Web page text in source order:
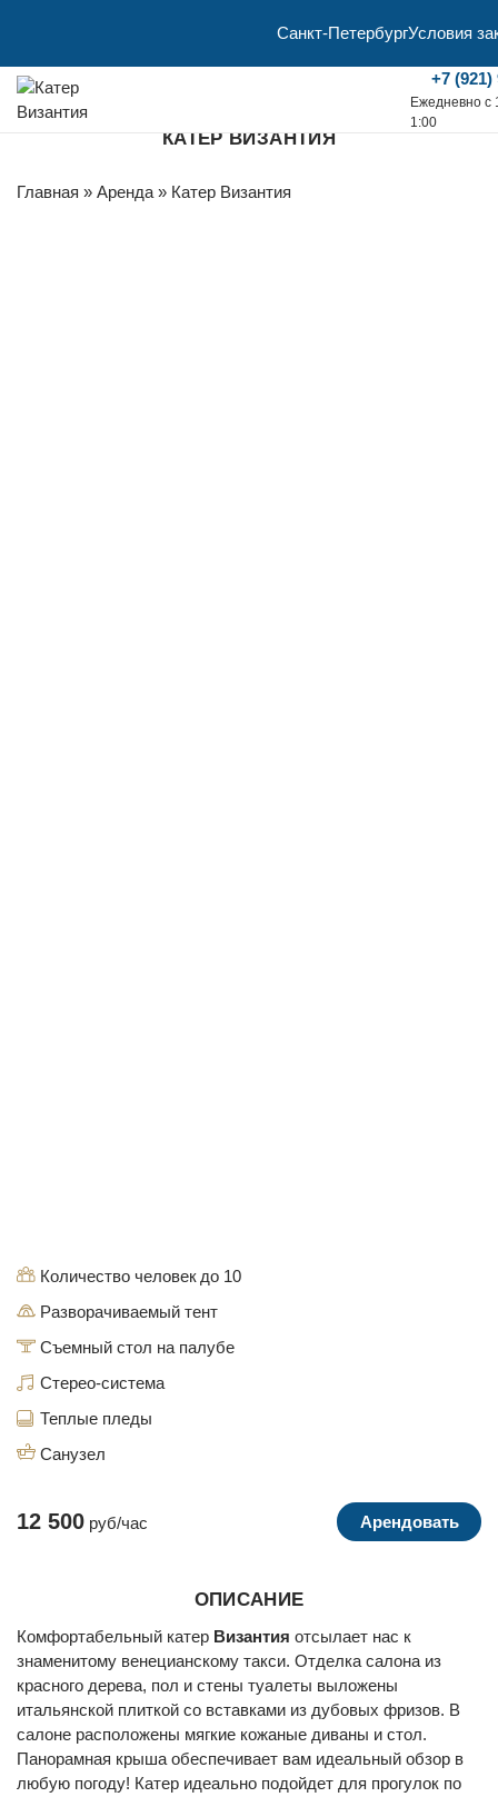
Санкт-ПетербургУсловия
+7 (921)
Ежедневно с
1:00
Главная » Аренда » Катер Византия
КАТЕР ВИЗАНТИЯ
12 500 руб/час Арендовать
ОПИСАНИЕ
Комфортабельный катер Византия отсылает нас к
знаменитому венецианскому такси. Отделка салона из
красного дерева, пол и стены туалеты выложены
итальянской плиткой со вставками из дубовых фризов. В
салоне расположены мягкие кожаные диваны и стол.
Панорамная крыша обеспечивает вам идеальный обзор в
любую погоду! Катер идеально подойдет для прогулок по